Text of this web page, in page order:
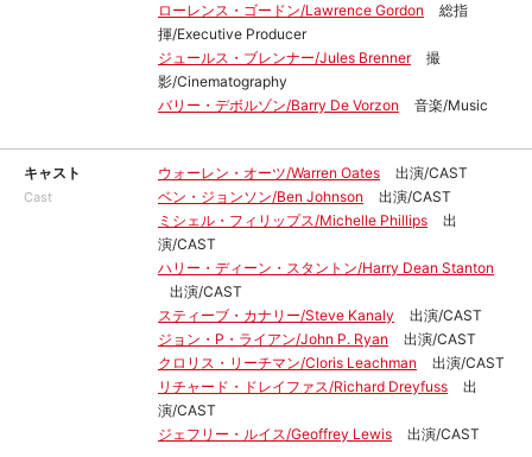
ローレンス・ゴードン/Lawrence Gordon
総指
揮/Executive Producer
ジュールス・ブレンナー/Jules Brenner
撮
影/Cinematography
バリー・デボルゾン/Barry De Vorzon
音楽/Music
キャスト
Cast
ウォーレン・オーツ/Warren Oates
出演/CAST
ベン・ジョンソン/Ben Johnson
出演/CAST
ミシェル・フィリップス/Michelle Phillips
出
演/CAST
ハリー・ディーン・スタントン/Harry Dean Stanton
出演/CAST
スティーブ・カナリー/Steve Kanaly
出演/CAST
ジョン・P・ライアン/John P. Ryan
出演/CAST
クロリス・リーチマン/Cloris Leachman
出演/CAST
リチャード・ドレイファス/Richard Dreyfuss
出
演/CAST
ジェフリー・ルイス/Geoffrey Lewis
出演/CAST